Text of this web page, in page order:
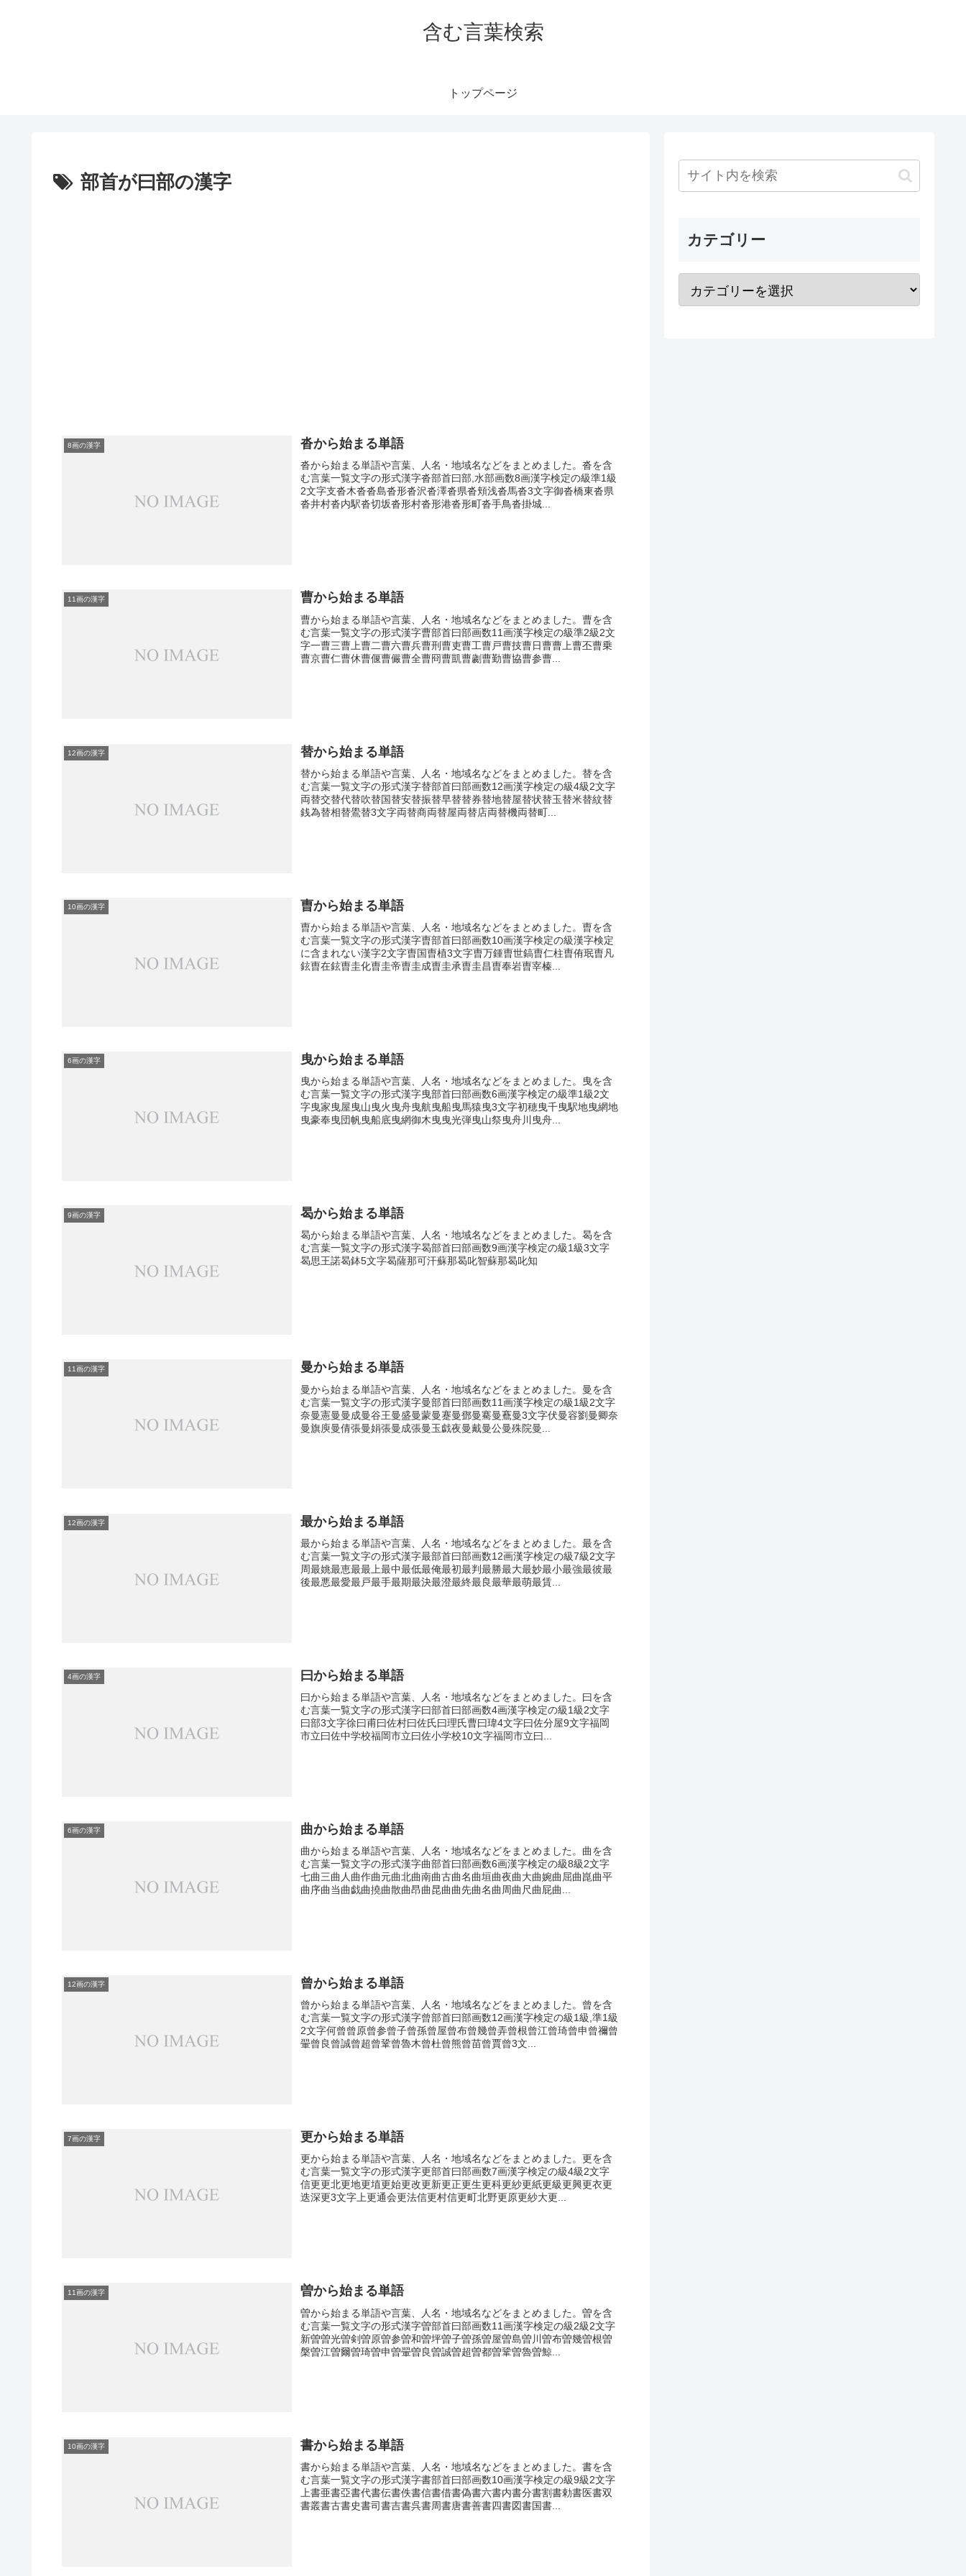
含む言葉検索
トップページ
部首が曰部の漢字
8画の漢字 沓から始まる単語
沓から始まる単語や言葉、人名・地域名などをまとめました。沓を含
む言葉一覧文字の形式漢字沓部首曰部,水部画数8画漢字検定の級準1級
2文字支沓木沓沓島沓形沓沢沓澤沓県沓頬浅沓馬沓3文字御沓橋東沓県
沓井村沓内駅沓切坂沓形村沓形港沓形町沓手鳥沓掛城...
11画の漢字 曹から始まる単語
曹から始まる単語や言葉、人名・地域名などをまとめました。曹を含
む言葉一覧文字の形式漢字曹部首曰部画数11画漢字検定の級準2級2文
字一曹三曹上曹二曹六曹兵曹刑曹吏曹工曹戸曹技曹日曹曹上曹丕曹乗
曹京曹仁曹休曹偃曹儼曹全曹冏曹凱曹劌曹勤曹協曹参曹...
12画の漢字 替から始まる単語
替から始まる単語や言葉、人名・地域名などをまとめました。替を含
む言葉一覧文字の形式漢字替部首曰部画数12画漢字検定の級4級2文字
両替交替代替吹替国替安替振替早替替券替地替屋替状替玉替米替紋替
銭為替相替鷽替3文字両替商両替屋両替店両替機両替町...
10画の漢字 曺から始まる単語
曺から始まる単語や言葉、人名・地域名などをまとめました。曺を含
む言葉一覧文字の形式漢字曺部首曰部画数10画漢字検定の級漢字検定
に含まれない漢字2文字曺国曺植3文字曺万鍾曺世鎬曺仁柱曺侑珉曺凡
鉉曺在鉉曺圭化曺圭帝曺圭成曺圭承曺圭昌曺奉岩曺宰榛...
6画の漢字 曳から始まる単語
曳から始まる単語や言葉、人名・地域名などをまとめました。曳を含
む言葉一覧文字の形式漢字曳部首曰部画数6画漢字検定の級準1級2文
字曳家曳屋曳山曳火曳舟曳航曳船曳馬猿曳3文字初穂曳千曳駅地曳網地
曳豪奉曳団帆曳船底曳網御木曳曳光弾曳山祭曳舟川曳舟...
9画の漢字 曷から始まる単語
曷から始まる単語や言葉、人名・地域名などをまとめました。曷を含
む言葉一覧文字の形式漢字曷部首曰部画数9画漢字検定の級1級3文字
曷思王諾曷鉢5文字曷薩那可汗蘇那曷叱智蘇那曷叱知
11画の漢字 曼から始まる単語
曼から始まる単語や言葉、人名・地域名などをまとめました。曼を含
む言葉一覧文字の形式漢字曼部首曰部画数11画漢字検定の級1級2文字
奈曼憲曼曼成曼谷王曼盛曼蒙曼蹇曼鄧曼騫曼鶱曼3文字伏曼容劉曼卿奈
曼旗庾曼倩張曼娟張曼成張曼玉戯夜曼戴曼公曼殊院曼...
12画の漢字 最から始まる単語
最から始まる単語や言葉、人名・地域名などをまとめました。最を含
む言葉一覧文字の形式漢字最部首曰部画数12画漢字検定の級7級2文字
周最姚最恵最最上最中最低最俺最初最判最勝最大最妙最小最強最彼最
後最悪最愛最戸最手最期最決最澄最終最良最華最萌最賃...
4画の漢字 曰から始まる単語
曰から始まる単語や言葉、人名・地域名などをまとめました。曰を含
む言葉一覧文字の形式漢字曰部首曰部画数4画漢字検定の級1級2文字
曰部3文字徐曰甫曰佐村曰佐氏曰理氏曹曰瑋4文字曰佐分屋9文字福岡
市立曰佐中学校福岡市立曰佐小学校10文字福岡市立曰...
6画の漢字 曲から始まる単語
曲から始まる単語や言葉、人名・地域名などをまとめました。曲を含
む言葉一覧文字の形式漢字曲部首曰部画数6画漢字検定の級8級2文字
七曲三曲人曲作曲元曲北曲南曲古曲名曲垣曲夜曲大曲婉曲屈曲崑曲平
曲序曲当曲戯曲撓曲散曲昂曲昆曲曲先曲名曲周曲尺曲屁曲...
12画の漢字 曾から始まる単語
曾から始まる単語や言葉、人名・地域名などをまとめました。曾を含
む言葉一覧文字の形式漢字曾部首曰部画数12画漢字検定の級1級,準1級
2文字何曾曾原曾参曾子曾孫曾屋曾布曾幾曾弄曾根曾江曾琦曾申曾禰曾
翬曾良曾誠曾超曾鞏曾魯木曾杜曾熊曾苗曾賈曾3文...
7画の漢字 更から始まる単語
更から始まる単語や言葉、人名・地域名などをまとめました。更を含
む言葉一覧文字の形式漢字更部首曰部画数7画漢字検定の級4級2文字
信更更北更地更埴更始更改更新更正更生更科更紗更紙更級更興更衣更
迭深更3文字上更通会更法信更村信更町北野更原更紗大更...
11画の漢字 曽から始まる単語
曽から始まる単語や言葉、人名・地域名などをまとめました。曽を含
む言葉一覧文字の形式漢字曽部首曰部画数11画漢字検定の級2級2文字
新曽曽光曽剣曽原曽参曽和曽坪曽子曽孫曽屋曽島曽川曽布曽幾曽根曽
槃曽江曽爾曽琦曽申曽翬曽良曽誠曽超曽都曽鞏曽魯曽鯨...
10画の漢字 書から始まる単語
書から始まる単語や言葉、人名・地域名などをまとめました。書を含
む言葉一覧文字の形式漢字書部首曰部画数10画漢字検定の級9級2文字
上書亜書亞書代書伝書佚書信書借書偽書六書内書分書割書勅書医書双
書叢書古書史書司書吉書呉書周書唐書善書四書図書国書...
カテゴリー